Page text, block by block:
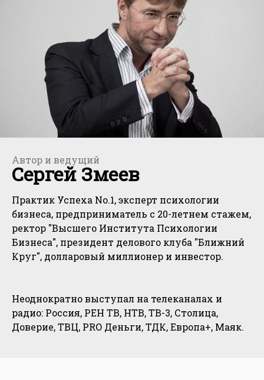
Автор и ведущий
Сергей Змеев
Практик Успеха No.1, эксперт психологии
бизнеса, предприниматель с 20-летнем стажем,
ректор "Высшего Института Психологии
Бизнеса", президент делового клуба "Ближний
Круг", долларовый миллионер и инвестор.
Неоднократно выступал на телеканалах и
радио: Россия, РЕН ТВ, НТВ, ТВ-3, Столица,
Доверие, ТВЦ, PRO Деньги, ТДК, Европа+, Маяк.